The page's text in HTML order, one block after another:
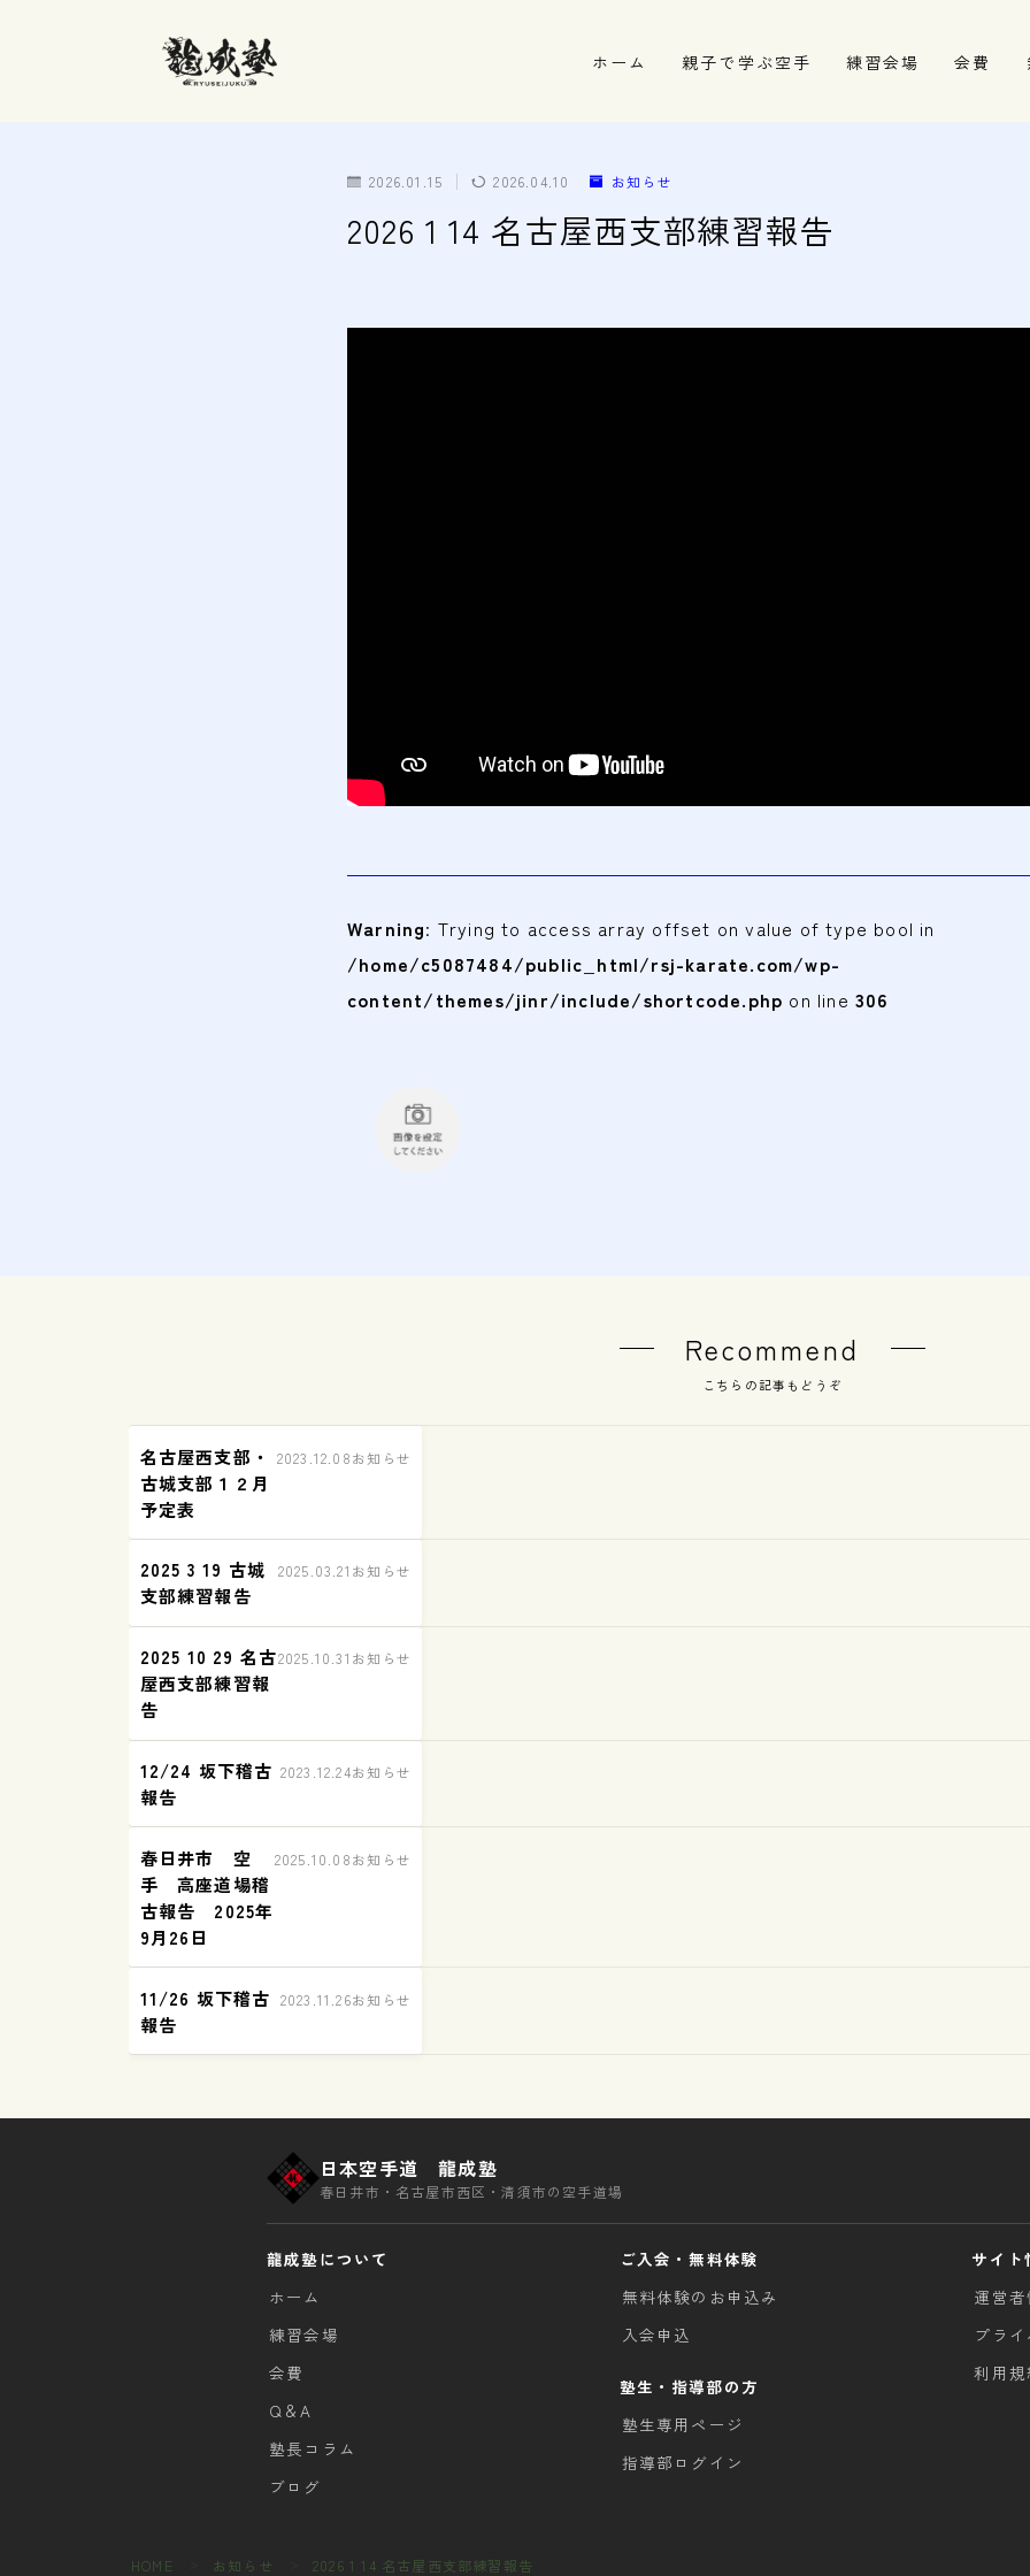
ホーム 親子で学ぶ空手 練習会場 会費
2026.01.15 2026.04.10 お知らせ
2026 1 14 名古屋西支部練習報告
Warning: Trying to access array offset on value of type bool in
/home/c5087484/public_html/rsj-karate.com/wp-
content/themes/jinr/include/shortcode.php on line306
Recommend
こちらの記事もどうぞ
名古屋西支部・
古城支部１２月
予定表
2023.12.08お知らせ
2025 3 19 古城
支部練習報告
2025.03.21 お知らせ
2025 10 29 名古
屋西支部練習報
告
2025.10.31 お知らせ
12/24 坂下稽古
報告
2023.12.24お知らせ
春日井市 空
手 高座道場稽
古報告 2025年
9月26日
2025.10.08お知らせ
11/26 坂下稽古
報告
2023.11.26お知らせ
日本空手道 龍成塾
春日井市・名古屋市西区・清須市の空手道場
龍成塾について
ホーム
練習会場
会費
Q＆A
塾長コラム
ブログ
ご入会・無料体験
無料体験のお申込み
入会申込
塾生・指導部の方
塾生専用ページ
指導部ログイン
サイト
運営者
プラ
利用規
HOME お知らせ 2026 1 14 名古屋西支部練習報告